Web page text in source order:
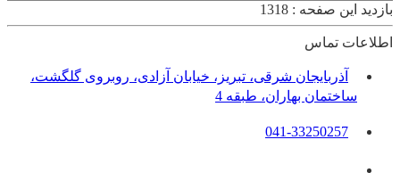
بازدید این صفحه : 1318
اطلاعات تماس
آذربایجان شرقی، تبریز، خیابان آزادی، روبروی گلگشت،
ساختمان بهاران، طبقه 4
041-33250257